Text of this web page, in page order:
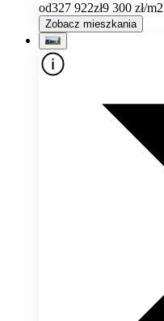
od327 922zł9 300 zł/m2
Zobacz mieszkania